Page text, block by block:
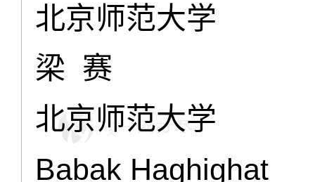
北京师范大学
梁 赛
北京师范大学
Babak Haghighat